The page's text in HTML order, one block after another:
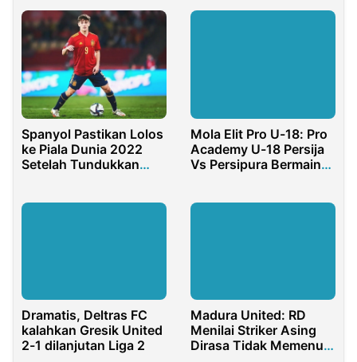
Spanyol Pastikan Lolos
ke Piala Dunia 2022
Setelah Tundukkan
Mola Elit Pro U-18: Pro
Academy U-18 Persija
Vs Persipura Bermain
Dramatis, Deltras FC
kalahkan Gresik United
2-1 dilanjutan Liga 2
Madura United: RD
Menilai Striker Asing
Dirasa Tidak Memenuhi